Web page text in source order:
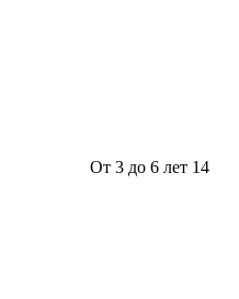
От 3 до 6 лет 14